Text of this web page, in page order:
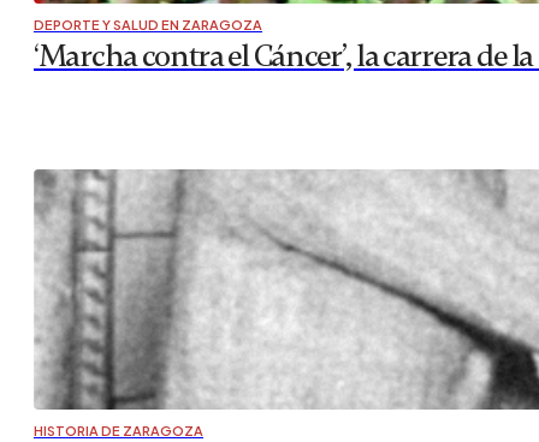
DEPORTE Y SALUD EN ZARAGOZA
‘Marcha contra el Cáncer’, la carrera de
HISTORIA DE ZARAGOZA